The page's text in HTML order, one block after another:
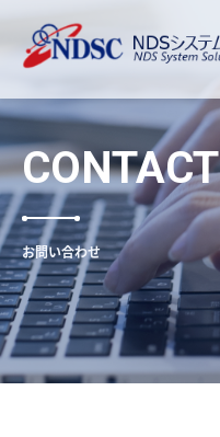
CONTACT
お問い合わせ